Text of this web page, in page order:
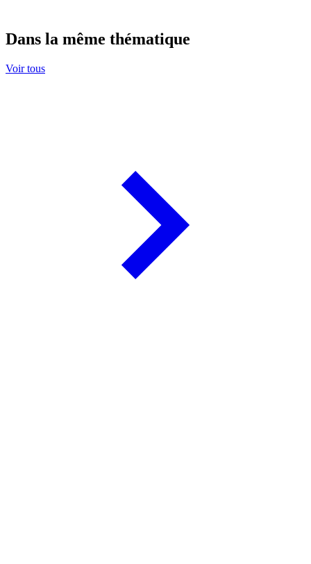
Dans la même thématique
Voir tous